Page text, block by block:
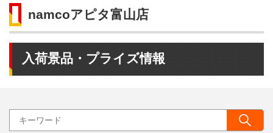
namcoアピタ富山店
入荷景品・プライズ情報